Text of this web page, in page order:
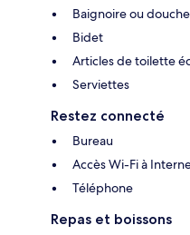
Baignoire ou douche
Bidet
Articles de toilette
Serviettes
Restez connecté
Bureau
Accès Wi-Fi à
Téléphone
Repas et boissons